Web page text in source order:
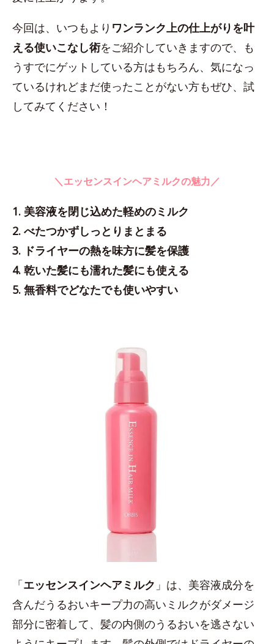
今回は、いつもより ワンランク上の仕上がりを叶
える使いこなし術をご紹介していきますので、も
うすでにゲットしている方はもちろん、気になっ
ているけれどまだ使ったことがない方もぜひ、試
してみてください！
＼エッセンスインヘアミルクの魅力／
1. 美容液を閉じ込めた軽めのミルク
2. べたつかずしっとりまとまる
3. ドライヤーの熱を味方に髪を保護
4. 乾いた髪にも濡れた髪にも使える
5. 無香料でどなたでも使いやすい
「エッセンスインヘアミルク 」は、美容液成分を
含んだうるおいキープ力の高いミルクがダメージ
部分に密着して、髪の内側のうるおいを逃さない